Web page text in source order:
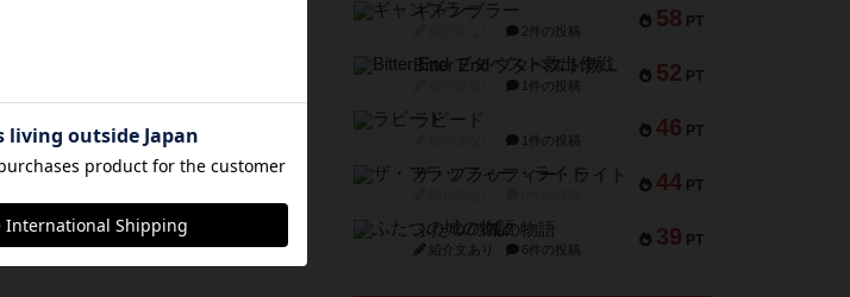
2～4人 60～90分 14歳～ 2020年
58 PT
ギャンブラー
2件の投稿
52 PT
Bitter End ブタペスト救出作戦
1件の投稿
46 PT
ラピード
1件の投稿
44 PT
ザ・フラッフィー・ライト
39 PT
ふたつの城の物語
紹介文あり 6件の投稿